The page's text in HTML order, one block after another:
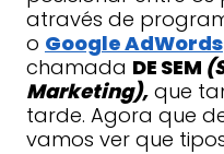
através de
o Google AdWords
chamada DE SEM
Marketing),que
tarde. Agora que
vamos ver que